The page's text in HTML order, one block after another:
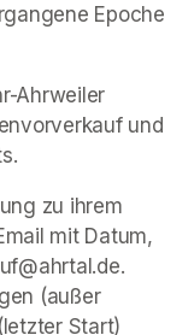
Epoche
Ahrweiler
und
zu ihrem
mit Datum,
(außer
Start)